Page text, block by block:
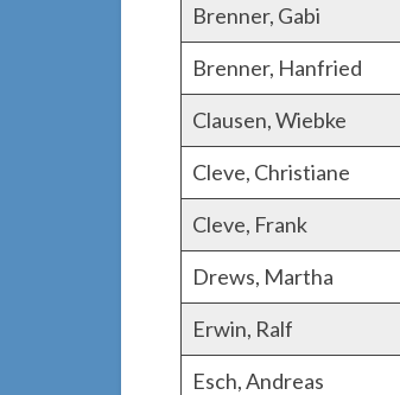
Brenner, Gabi
Brenner, Hanfried
Clausen, Wiebke
Cleve, Christiane
Cleve, Frank
Drews, Martha
Erwin, Ralf
Esch, Andreas